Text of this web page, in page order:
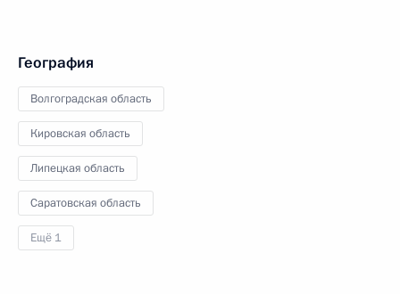
География
Волгоградская область
Кировская область
Липецкая область
Саратовская область
Ещё 1